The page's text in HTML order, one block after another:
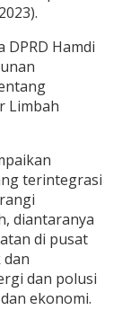
DPRD Hamdi
Limbah
terintegrasi
diantaranya
di pusat
dan polusi
ekonomi.